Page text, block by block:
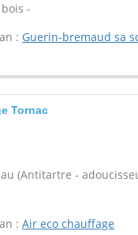
-
: Guerin-bremaud sa
Tornac
(Antitartre -
: Air eco chauffage